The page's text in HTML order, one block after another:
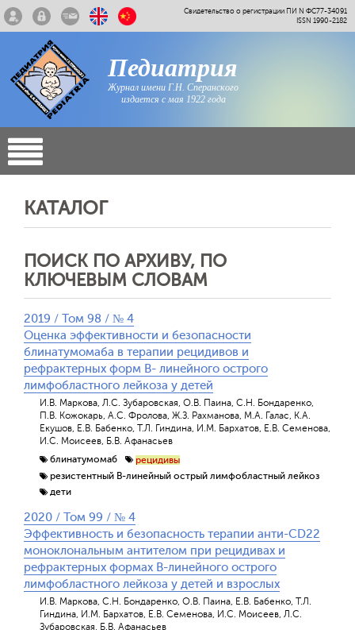
Свидетельство о регистрации ПИ N ФС77-34091
ISSN 1990-2182
Педиатрия
Журнал имени Г.Н. Сперанского
издается с мая 1922 года
КАТАЛОГ
ПОИСК ПО АРХИВУ, ПО
КЛЮЧЕВЫМ СЛОВАМ
2019 / Том 98 / № 4
Оценка эффективности и безопасности
блинатумомаба в терапии рецидивов и
рефрактерных форм В- линейного острого
лимфобластного лейкоза у детей
И.В. Маркова, Л.С. Зубаровская, О.В. Паина, С.Н. Бондаренко,
П.В. Кожокарь, А.С. Фролова, Ж.З. Рахманова, М.А. Галас, К.А.
Екушов, Е.В. Бабенко, Т.Л. Гиндина, И.М. Бархатов, Е.В. Семенова,
И.С. Моисеев, Б.В. Афанасьев
блинатумомаб
рецидивы
резистентный В-линейный острый лимфобластный лейкоз
дети
2020 / Том 99 / № 4
Эффективность и безопасность терапии анти-CD22
моноклональным антителом при рецидивах и
рефрактерных формах В-линейного острого
лимфобластного лейкоза у детей и взрослых
И.В. Маркова, С.Н. Бондаренко, О.В. Паина, Е.В. Бабенко, Т.Л.
Гиндина, И.М. Бархатов, Е.В. Семенова, И.С. Моисеев, Л.С.
Зубаровская, Б.В. Афанасьев